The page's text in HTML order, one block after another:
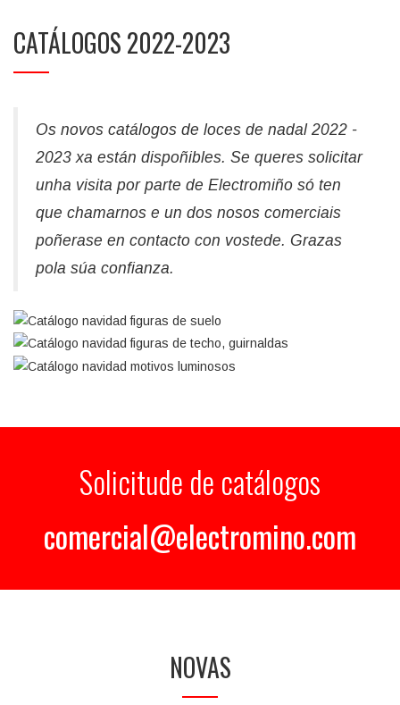
CATÁLOGOS 2022-2023
Os novos catálogos de loces de nadal 2022 -
2023 xa están dispoñibles. Se queres solicitar
unha visita por parte de Electromiño só ten
que chamarnos e un dos nosos comerciais
poñerase en contacto con vostede. Grazas
pola súa confianza.
Solicitude de catálogos
comercial@electromino.com
NOVAS